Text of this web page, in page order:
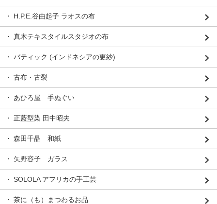
・ H.P.E.谷由起子 ラオスの布
・ 真木テキスタイルスタジオの布
・ バティック (インドネシアの更紗)
・ 古布・古裂
・ あひろ屋 手ぬぐい
・ 正藍型染 田中昭夫
・ 森田千晶 和紙
・ 矢野容子 ガラス
・ SOLOLA アフリカの手工芸
・ 茶に（も）まつわるお品